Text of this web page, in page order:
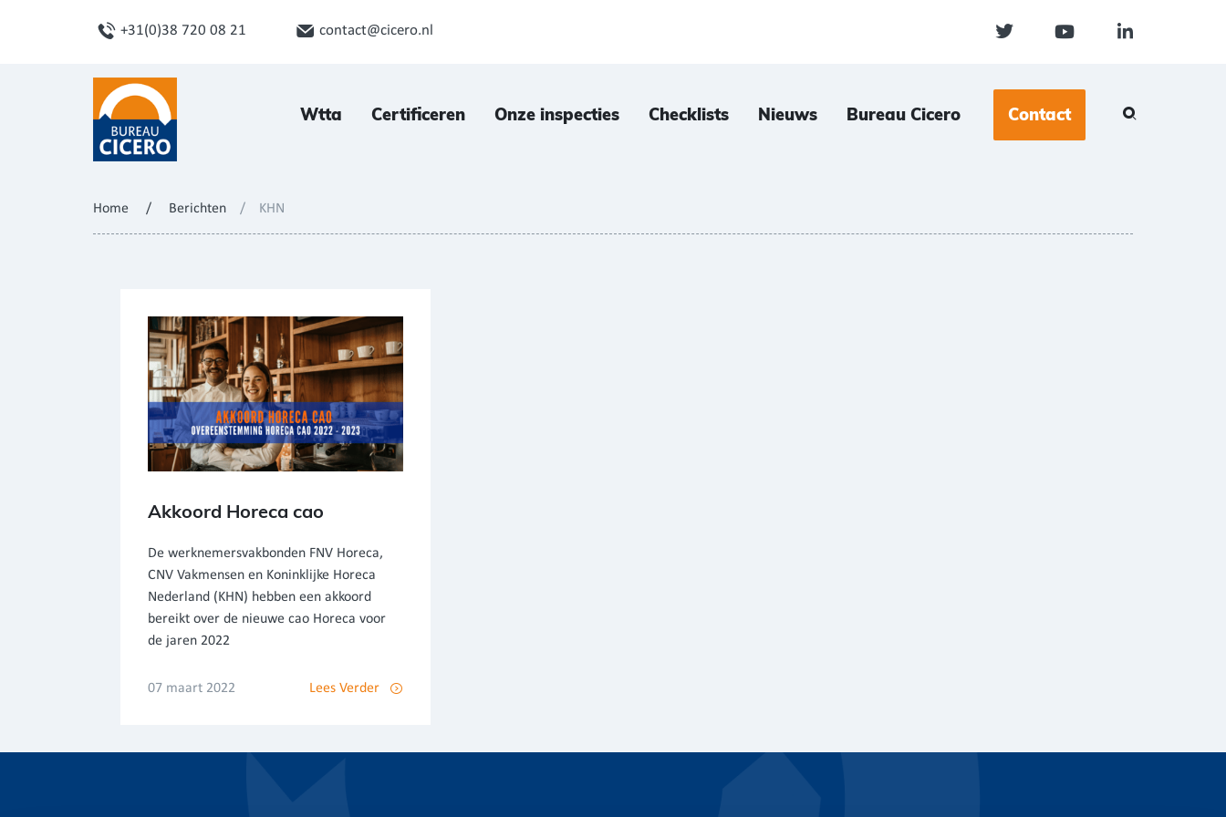
+31(0)38 720 08 21 contact@cicero.nl
Wtta Certificeren Onze inspecties Checklists Nieuws Bureau Cicero Contact
Home / Berichten / KHN
Akkoord Horeca cao
De werknemersvakbonden FNV Horeca,
CNV Vakmensen en Koninklijke Horeca
Nederland (KHN) hebben een akkoord
bereikt over de nieuwe cao Horeca voor
de jaren 2022
07 maart 2022 Lees Verder